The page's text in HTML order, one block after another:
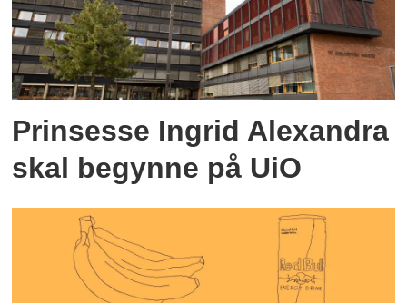
Prinsesse Ingrid Alexandra
skal begynne på UiO